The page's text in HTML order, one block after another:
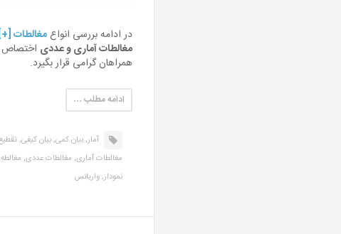
در ادامه بررسی انواع مغالطات
مغالطات آماری و عددی اختصاص
همراهان گرامی قرار بگیرد.
ادامه مطلب …
آمار,بیان کمی,بیان کیفی,
مغالطات آماری, مغالطات عددی,
نمودار,واریانس